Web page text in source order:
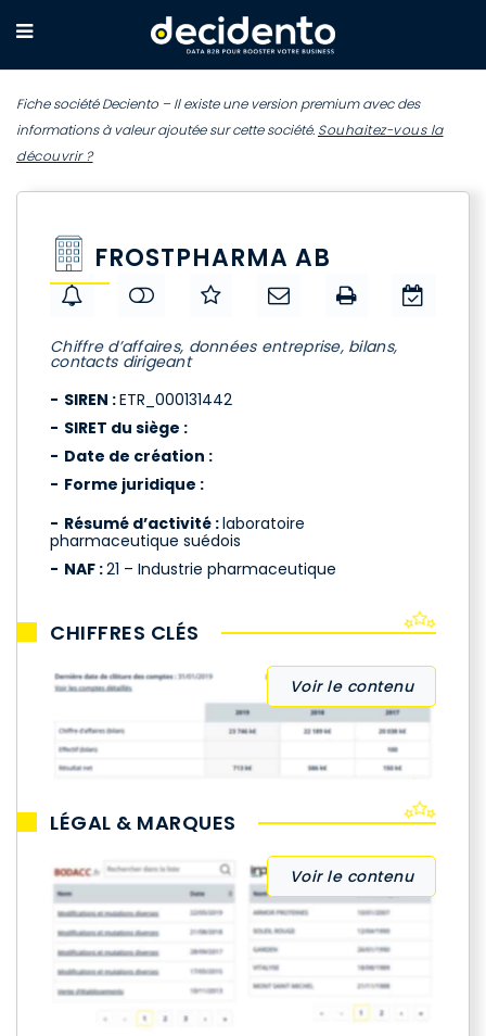
Fiche société Deciento – Il existe une version premium avec des
informations à valeur ajoutée sur cette société. Souhaitez-vous la
découvrir ?
FROSTPHARMA AB
Chiffre d’affaires, données entreprise, bilans,
contacts dirigeant
SIREN :ETR_000131442
SIRET du siège :
Date de création :
Forme juridique :
Résumé d’activité :laboratoire
pharmaceutique suédois
NAF :21 – Industrie pharmaceutique
CHIFFRES CLÉS
Voir le contenu
LÉGAL & MARQUES
Voir le contenu